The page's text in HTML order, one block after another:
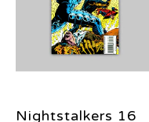
Nightstalkers 16